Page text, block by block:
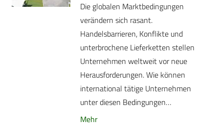
Die globalen Marktbedingungen
verändern sich rasant.
Handelsbarrieren, Konflikte und
unterbrochene Lieferketten stellen
Unternehmen weltweit vor neue
Herausforderungen. Wie können
international tätige Unternehmen
unter diesen Bedingungen…
Mehr